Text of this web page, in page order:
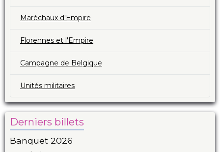
Maréchaux d'Empire
Florennes et l'Empire
Campagne de Belgique
Unités militaires
Derniers billets
Banquet 2026